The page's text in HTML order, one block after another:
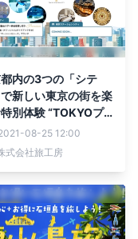
内の3つの「シテ
新しい東京の街を楽
特別体験 “TOKYOプ
ム社会科見学202
月・10月に開催 第1
サンシャインシティ
ー」 8月25日（水）
売開始
08-25 12:00
式会社旅工房